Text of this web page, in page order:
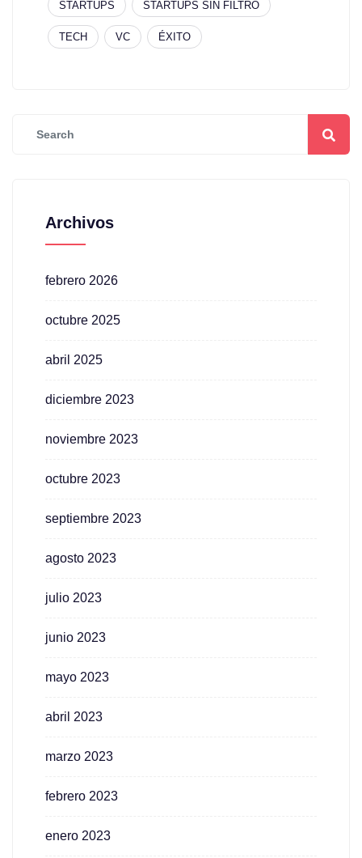
STARTUPS STARTUPS SIN FILTRO
TECH VC ÉXITO
Archivos
febrero 2026
octubre 2025
abril 2025
diciembre 2023
noviembre 2023
octubre 2023
septiembre 2023
agosto 2023
julio 2023
junio 2023
mayo 2023
abril 2023
marzo 2023
febrero 2023
enero 2023